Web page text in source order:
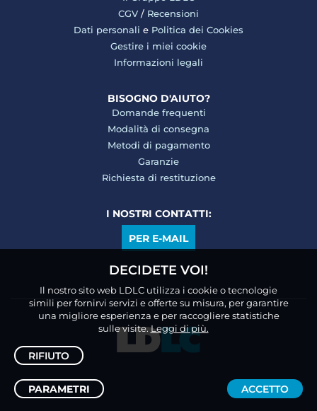
CGV / Recensioni
Dati personali e Politica dei Cookies
Gestire i miei cookie
Informazioni legali
BISOGNO D'AIUTO?
Domande frequenti
Modalità di consegna
Metodi di pagamento
Garanzie
Richiesta di restituzione
I NOSTRI CONTATTI:
PER E-MAIL
DECIDETE VOI!
Il nostro sito web LDLC utilizza i cookie o tecnologie
simili per fornirvi servizi e offerte su misura, per garantire
una migliore esperienza e per raccogliere statistiche
sulle visite.Leggi di più.
RIFIUTO
PARAMETRI ACCETTO